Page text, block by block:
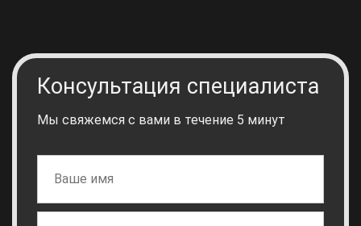
Консультация специалиста
Мы свяжемся с вами в течение 5 минут